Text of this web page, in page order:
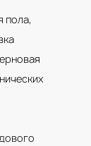
пола,